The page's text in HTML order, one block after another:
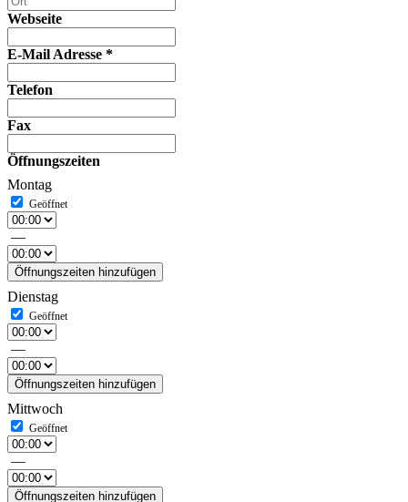
Webseite
E-Mail Adresse *
Telefon
Fax
Öffnungszeiten
Montag
—
Öffnungszeiten hinzufügen
Dienstag
—
Öffnungszeiten hinzufügen
Mittwoch
—
Öffnungszeiten hinzufügen